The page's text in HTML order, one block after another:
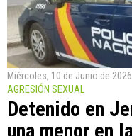
Miércoles, 10 de Junio de 2026
AGRESIÓN SEXUAL
Detenido en
una menor en